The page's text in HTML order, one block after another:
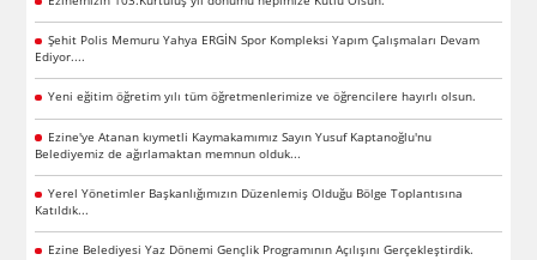
Şehit Polis Memuru Yahya ERGİN Spor Kompleksi Yapım Çalışmaları Devam
Ediyor....
Yeni eğitim öğretim yılı tüm öğretmenlerimize ve öğrencilere hayırlı olsun.
Ezine'ye Atanan kıymetli Kaymakamımız Sayın Yusuf Kaptanoğlu'nu
Belediyemiz de ağırlamaktan memnun olduk...
Yerel Yönetimler Başkanlığımızın Düzenlemiş Olduğu Bölge Toplantısına
Katıldık...
Ezine Belediyesi Yaz Dönemi Gençlik Programının Açılışını Gerçekleştirdik.